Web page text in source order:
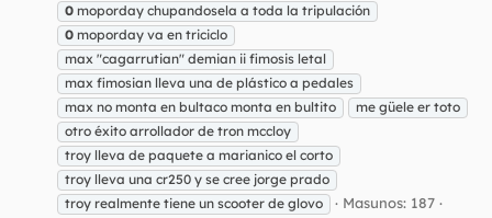
0 moporday chupandosela a toda la tripulación
0 moporday va en triciclo
max "cagarrutian" demian ii fimosis letal
max fimosian lleva una de plástico a pedales
max no monta en bultaco monta en bultito
me güele er toto
otro éxito arrollador de tron mccloy
troy lleva de paquete a marianico el corto
troy lleva una cr250 y se cree jorge prado
troy realmente tiene un scooter de glovo
Masunos: 187